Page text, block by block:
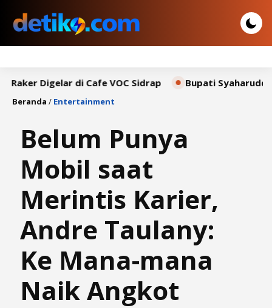
Digelar di Cafe VOC Sidrap Bupati Syaharuddin
Beranda / Entertainment
Belum Punya
Mobil saat
Merintis Karier,
Andre Taulany:
Ke Mana-mana
Naik Angkot